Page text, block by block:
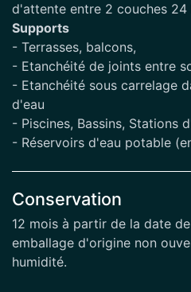
d'attente entre 2 couches 24
Supports
- Terrasses, balcons,
- Etanchéité de joints entre
- Etanchéité sous carrelage
d'eau
- Piscines, Bassins, Stations
- Réservoirs d'eau potable
Conservation
12 mois à partir de la date
emballage d'origine non
humidité.